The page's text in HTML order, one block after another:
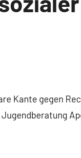
Kante gegen
Jugendberatung